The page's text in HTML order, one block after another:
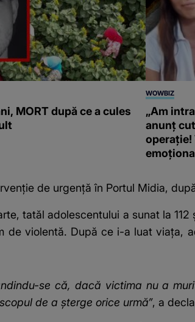
MORT după ce a cules
WOWBIZ
„Am
anunț
operație!
de urgență în Portul Midia,
tatăl adolescentului a sunat la
de violentă. După ce i-a luat viața,
se că, dacă victima nu a
de a șterge orice urmă”, a